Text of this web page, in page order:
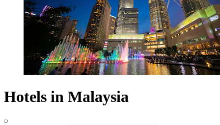
Hotels in Malaysia